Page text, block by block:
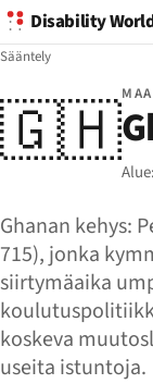
Disability
Sääntely
🇬🇭
Ghanan kehys:
715), jonka
siirtymäaika
koskeva
useita istuntoja.